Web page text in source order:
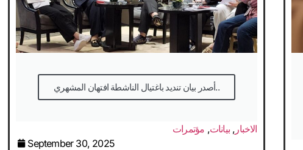
أصدر بيان تنديد باغتيال الناشطة افتهان المشهري..
الاخبار , بيانات, مؤتمرات
September 30, 2025